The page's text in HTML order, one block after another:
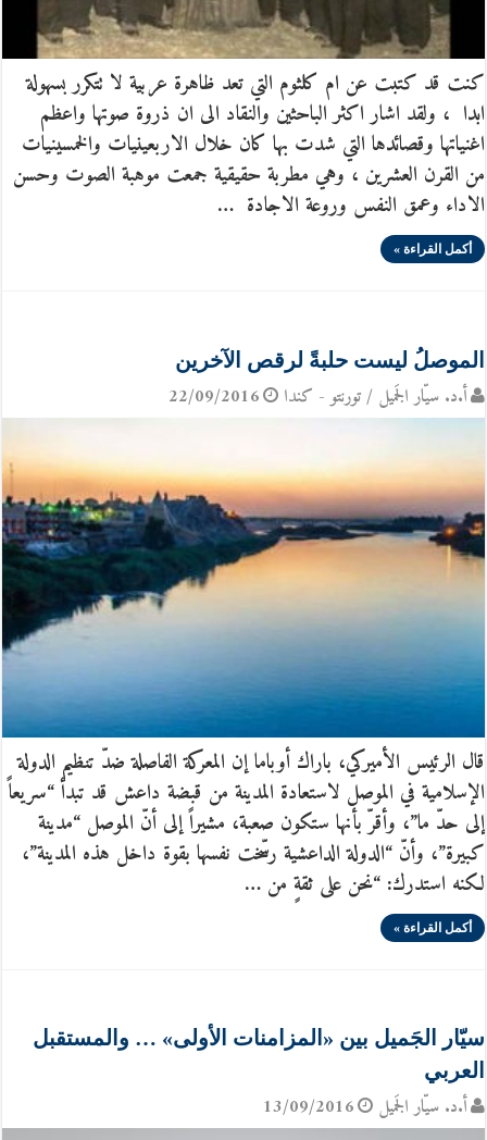
كنت قد كتبت عن ام كلثوم التي تعد ظاهرة عربية لا تتكرر بسهولة
ابدا ، ولقد اشار اكثر الباحثين والنقاد الى ان ذروة صوتها واعظم
اغنياتها وقصائدها التي شدت بها كان خلال الاربعينيات والخمسينيات
من القرن العشرين ، وهي مطربة حقيقية جمعت موهبة الصوت وحسن
الاداء وعمق النفس وروعة الاجادة …
أكمل القراءة »
الموصلُ ليست حلبةً لرقص الآخرين
أ.د. سيّار الجَميل / تورنتو - كندا 22/09/2016
قال الرئيس الأميركي، باراك أوباما إن المعركة الفاصلة ضدّ تنظيم الدولة
الإسلامية في الموصل لاستعادة المدينة من قبضة داعش قد تبدأ “سريعاً
إلى حدّ ما”، وأقرّ بأنها ستكون صعبة، مشيراً إلى أنّ الموصل “مدينة
كبيرة”، وأنّ “الدولة الداعشية رسّخت نفسها بقوة داخل هذه المدينة”،
لكنه استدرك: “نحن على ثقةٍ من …
أكمل القراءة »
سيّار الجَميل بين «المزامنات الأولى» … والمستقبل
العربي
أ.د. سيّار الجَميل 13/09/2016